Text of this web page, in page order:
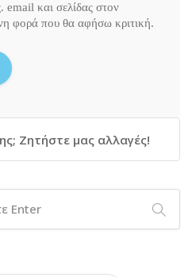
και σελίδας στον
φορά που θα αφήσω κριτική.
Ζητήστε μας αλλαγές!